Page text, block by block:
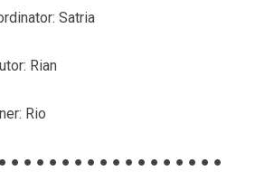
Satria
Rian
Rio
● ● ● ● ● ● ● ● ● ● ● ● ● ● ● ● ●